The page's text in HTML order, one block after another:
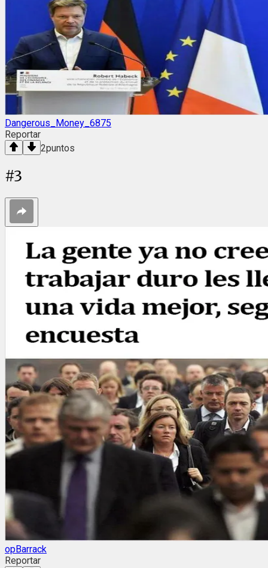
Dangerous_Money_6875
Reportar
2puntos
#3
opBarrack
Reportar